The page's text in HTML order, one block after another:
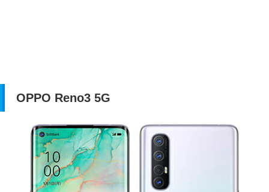
OPPO Reno3 5G